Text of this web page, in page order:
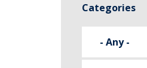
Categories
- Any -